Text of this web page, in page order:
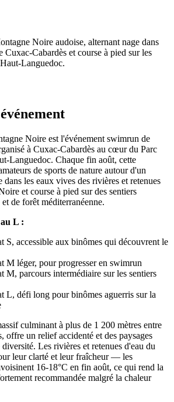
Noire audoise, alternant nage dans
Cuxac-Cabardès et course à pied sur les
Languedoc.
Noire est l'événement swimrun de
à Cuxac-Cabardès au cœur du Parc
Languedoc. Chaque fin août, cette
de sports de nature autour d'un
dans les eaux vives des rivières et retenues
et course à pied sur des sentiers
de forêt méditerranéenne.
L :
accessible aux binômes qui découvrent le
léger, pour progresser en swimrun
parcours intermédiaire sur les sentiers
L, défi long pour binômes aguerris sur la
culminant à plus de 1 200 mètres entre
offre un relief accidenté et des paysages
Les rivières et retenues d'eau du
leur clarté et leur fraîcheur — les
16-18°C en fin août, ce qui rend la
recommandée malgré la chaleur